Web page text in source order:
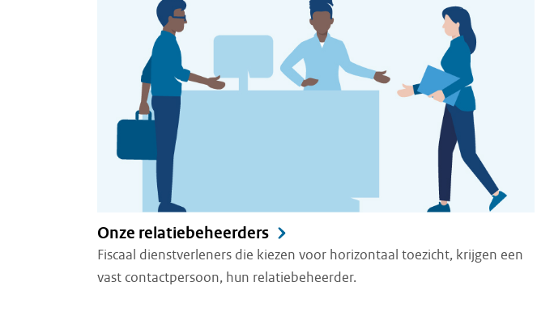
Onze relatiebeheerders
Fiscaal dienstverleners die kiezen voor horizontaal toezicht, krijgen een
vast contactpersoon, hun relatiebeheerder.